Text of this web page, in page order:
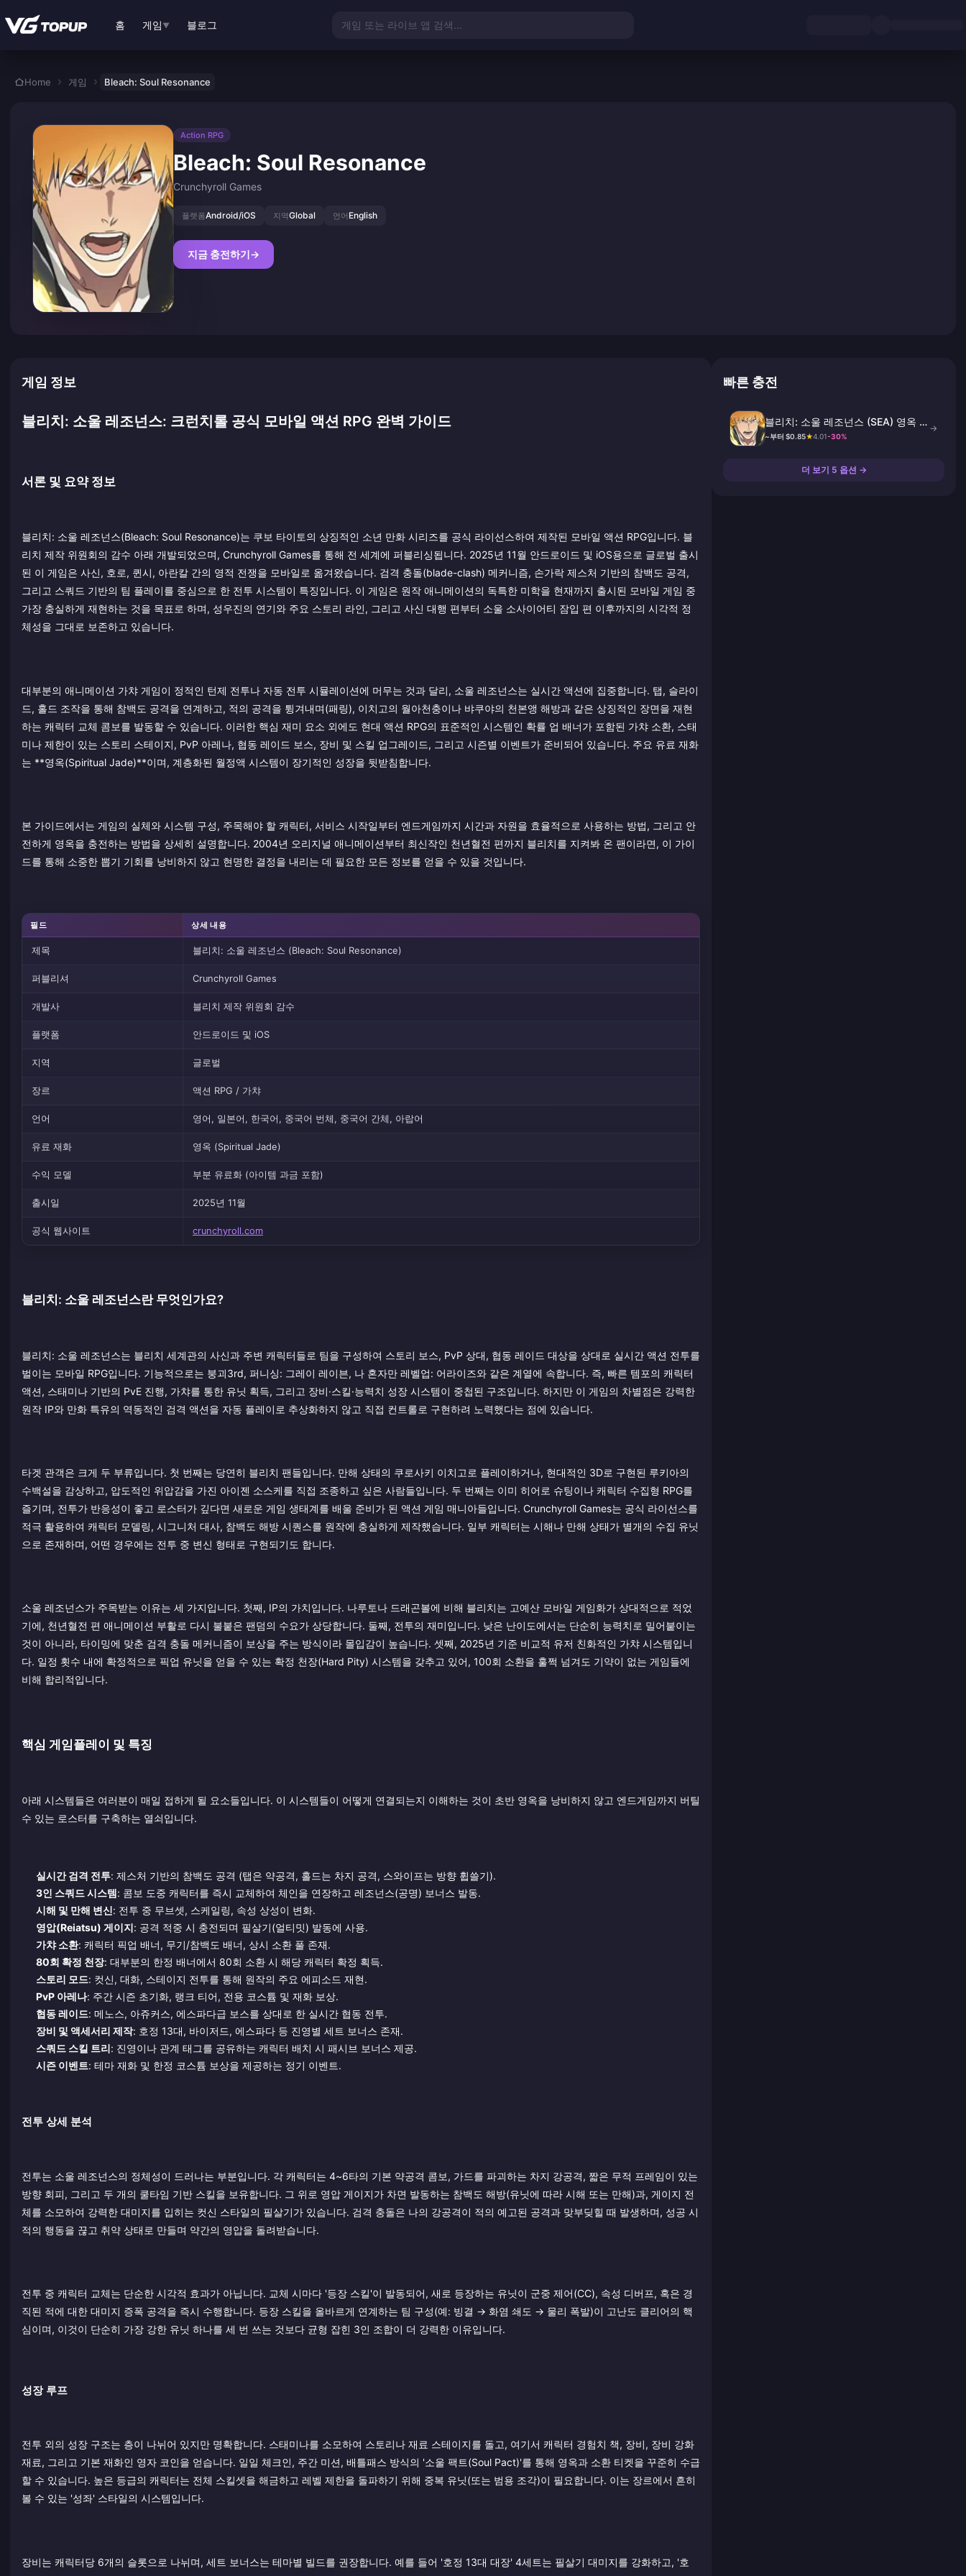
홈 게임 ▼ 블로그 게임 또는 라이브 앱 검색...
Home 게임 Bleach: Soul Resonance
Action RPG
Bleach: Soul Resonance
Crunchyroll Games
플랫폼Android/iOS 지역Global 언어 English
지금 충전하기→
게임 정보
블리치: 소울 레조넌스: 크런치롤 공식 모바일 액션 RPG 완벽 가이드
서론 및 요약 정보
블리치: 소울 레조넌스(Bleach: Soul Resonance)는 쿠보 타이토의 상징적인 소년 만화 시리즈를 공식 라이선스하여 제작된 모바일 액션 RPG입니다. 블
리치 제작 위원회의 감수 아래 개발되었으며, Crunchyroll Games를 통해 전 세계에 퍼블리싱됩니다. 2025년 11월 안드로이드 및 iOS용으로 글로벌 출시
된 이 게임은 사신, 호로, 퀸시, 아란칼 간의 영적 전쟁을 모바일로 옮겨왔습니다. 검격 충돌(blade-clash) 메커니즘, 손가락 제스처 기반의 참백도 공격,
그리고 스쿼드 기반의 팀 플레이를 중심으로 한 전투 시스템이 특징입니다. 이 게임은 원작 애니메이션의 독특한 미학을 현재까지 출시된 모바일 게임 중
가장 충실하게 재현하는 것을 목표로 하며, 성우진의 연기와 주요 스토리 라인, 그리고 사신 대행 편부터 소울 소사이어티 잠입 편 이후까지의 시각적 정
체성을 그대로 보존하고 있습니다.
대부분의 애니메이션 가챠 게임이 정적인 턴제 전투나 자동 전투 시뮬레이션에 머무는 것과 달리, 소울 레조넌스는 실시간 액션에 집중합니다. 탭, 슬라이
드, 홀드 조작을 통해 참백도 공격을 연계하고, 적의 공격을 튕겨내며(패링), 이치고의 월아천충이나 뱌쿠야의 천본앵 해방과 같은 상징적인 장면을 재현
하는 캐릭터 교체 콤보를 발동할 수 있습니다. 이러한 핵심 재미 요소 외에도 현대 액션 RPG의 표준적인 시스템인 확률 업 배너가 포함된 가챠 소환, 스태
미나 제한이 있는 스토리 스테이지, PvP 아레나, 협동 레이드 보스, 장비 및 스킬 업그레이드, 그리고 시즌별 이벤트가 준비되어 있습니다. 주요 유료 재화
는 **영옥(Spiritual Jade)**이며, 계층화된 월정액 시스템이 장기적인 성장을 뒷받침합니다.
본 가이드에서는 게임의 실체와 시스템 구성, 주목해야 할 캐릭터, 서비스 시작일부터 엔드게임까지 시간과 자원을 효율적으로 사용하는 방법, 그리고 안
전하게 영옥을 충전하는 방법을 상세히 설명합니다. 2004년 오리지널 애니메이션부터 최신작인 천년혈전 편까지 블리치를 지켜봐 온 팬이라면, 이 가이
드를 통해 소중한 뽑기 기회를 낭비하지 않고 현명한 결정을 내리는 데 필요한 모든 정보를 얻을 수 있을 것입니다.
필드 상세 내용
제목 블리치: 소울 레조넌스 (Bleach: Soul Resonance)
퍼블리셔 Crunchyroll Games
개발사 블리치 제작 위원회 감수
플랫폼 안드로이드 및 iOS
지역 글로벌
장르 액션 RPG / 가챠
언어 영어, 일본어, 한국어, 중국어 번체, 중국어 간체, 아랍어
유료 재화 영옥 (Spiritual Jade)
수익 모델 부분 유료화 (아이템 과금 포함)
출시일 2025년 11월
공식 웹사이트 crunchyroll.com
블리치: 소울 레조넌스란 무엇인가요?
블리치: 소울 레조넌스는 블리치 세계관의 사신과 주변 캐릭터들로 팀을 구성하여 스토리 보스, PvP 상대, 협동 레이드 대상을 상대로 실시간 액션 전투를
벌이는 모바일 RPG입니다. 기능적으로는 붕괴3rd, 퍼니싱: 그레이 레이븐, 나 혼자만 레벨업: 어라이즈와 같은 계열에 속합니다. 즉, 빠른 템포의 캐릭터
액션, 스태미나 기반의 PvE 진행, 가챠를 통한 유닛 획득, 그리고 장비·스킬·능력치 성장 시스템이 중첩된 구조입니다. 하지만 이 게임의 차별점은 강력한
원작 IP와 만화 특유의 역동적인 검격 액션을 자동 플레이로 추상화하지 않고 직접 컨트롤로 구현하려 노력했다는 점에 있습니다.
타겟 관객은 크게 두 부류입니다. 첫 번째는 당연히 블리치 팬들입니다. 만해 상태의 쿠로사키 이치고로 플레이하거나, 현대적인 3D로 구현된 루키아의
수백설을 감상하고, 압도적인 위압감을 가진 아이젠 소스케를 직접 조종하고 싶은 사람들입니다. 두 번째는 이미 히어로 슈팅이나 캐릭터 수집형 RPG를
즐기며, 전투가 반응성이 좋고 로스터가 깊다면 새로운 게임 생태계를 배울 준비가 된 액션 게임 매니아들입니다. Crunchyroll Games는 공식 라이선스를
적극 활용하여 캐릭터 모델링, 시그니처 대사, 참백도 해방 시퀀스를 원작에 충실하게 제작했습니다. 일부 캐릭터는 시해나 만해 상태가 별개의 수집 유닛
으로 존재하며, 어떤 경우에는 전투 중 변신 형태로 구현되기도 합니다.
소울 레조넌스가 주목받는 이유는 세 가지입니다. 첫째, IP의 가치입니다. 나루토나 드래곤볼에 비해 블리치는 고예산 모바일 게임화가 상대적으로 적었
기에, 천년혈전 편 애니메이션 부활로 다시 불붙은 팬덤의 수요가 상당합니다. 둘째, 전투의 재미입니다. 낮은 난이도에서는 단순히 능력치로 밀어붙이는
것이 아니라, 타이밍에 맞춘 검격 충돌 메커니즘이 보상을 주는 방식이라 몰입감이 높습니다. 셋째, 2025년 기준 비교적 유저 친화적인 가챠 시스템입니
다. 일정 횟수 내에 확정적으로 픽업 유닛을 얻을 수 있는 확정 천장(Hard Pity) 시스템을 갖추고 있어, 100회 소환을 훌쩍 넘겨도 기약이 없는 게임들에
비해 합리적입니다.
핵심 게임플레이 및 특징
아래 시스템들은 여러분이 매일 접하게 될 요소들입니다. 이 시스템들이 어떻게 연결되는지 이해하는 것이 초반 영옥을 낭비하지 않고 엔드게임까지 버틸
수 있는 로스터를 구축하는 열쇠입니다.
실시간 검격 전투: 제스처 기반의 참백도 공격 (탭은 약공격, 홀드는 차지 공격, 스와이프는 방향 휩쓸기).
3인 스쿼드 시스템: 콤보 도중 캐릭터를 즉시 교체하여 체인을 연장하고 레조넌스(공명) 보너스 발동.
시해 및 만해 변신: 전투 중 무브셋, 스케일링, 속성 상성이 변화.
영압(Reiatsu) 게이지: 공격 적중 시 충전되며 필살기(얼티밋) 발동에 사용.
가챠 소환: 캐릭터 픽업 배너, 무기/참백도 배너, 상시 소환 풀 존재.
80회 확정 천장: 대부분의 한정 배너에서 80회 소환 시 해당 캐릭터 확정 획득.
스토리 모드: 컷신, 대화, 스테이지 전투를 통해 원작의 주요 에피소드 재현.
PvP 아레나: 주간 시즌 초기화, 랭크 티어, 전용 코스튬 및 재화 보상.
협동 레이드: 메노스, 아쥬커스, 에스파다급 보스를 상대로 한 실시간 협동 전투.
장비 및 액세서리 제작: 호정 13대, 바이저드, 에스파다 등 진영별 세트 보너스 존재.
스쿼드 스킬 트리: 진영이나 관계 태그를 공유하는 캐릭터 배치 시 패시브 보너스 제공.
시즌 이벤트: 테마 재화 및 한정 코스튬 보상을 제공하는 정기 이벤트.
전투 상세 분석
전투는 소울 레조넌스의 정체성이 드러나는 부분입니다. 각 캐릭터는 4~6타의 기본 약공격 콤보, 가드를 파괴하는 차지 강공격, 짧은 무적 프레임이 있는
방향 회피, 그리고 두 개의 쿨타임 기반 스킬을 보유합니다. 그 위로 영압 게이지가 차면 발동하는 참백도 해방(유닛에 따라 시해 또는 만해)과, 게이지 전
체를 소모하여 강력한 대미지를 입히는 컷신 스타일의 필살기가 있습니다. 검격 충돌은 나의 강공격이 적의 예고된 공격과 맞부딪힐 때 발생하며, 성공 시
적의 행동을 끊고 취약 상태로 만들며 약간의 영압을 돌려받습니다.
전투 중 캐릭터 교체는 단순한 시각적 효과가 아닙니다. 교체 시마다 '등장 스킬'이 발동되어, 새로 등장하는 유닛이 군중 제어(CC), 속성 디버프, 혹은 경
직된 적에 대한 대미지 증폭 공격을 즉시 수행합니다. 등장 스킬을 올바르게 연계하는 팀 구성(예: 빙결 → 화염 쇄도 → 물리 폭발)이 고난도 클리어의 핵
심이며, 이것이 단순히 가장 강한 유닛 하나를 세 번 쓰는 것보다 균형 잡힌 3인 조합이 더 강력한 이유입니다.
성장 루프
전투 외의 성장 구조는 층이 나뉘어 있지만 명확합니다. 스태미나를 소모하여 스토리나 재료 스테이지를 돌고, 여기서 캐릭터 경험치 책, 장비, 장비 강화
재료, 그리고 기본 재화인 영자 코인을 얻습니다. 일일 체크인, 주간 미션, 배틀패스 방식의 '소울 팩트(Soul Pact)'를 통해 영옥과 소환 티켓을 꾸준히 수급
할 수 있습니다. 높은 등급의 캐릭터는 전체 스킬셋을 해금하고 레벨 제한을 돌파하기 위해 중복 유닛(또는 범용 조각)이 필요합니다. 이는 장르에서 흔히
볼 수 있는 '성좌' 스타일의 시스템입니다.
장비는 캐릭터당 6개의 슬롯으로 나뉘며, 세트 보너스는 테마별 빌드를 권장합니다. 예를 들어 '호정 13대 대장' 4세트는 필살기 대미지를 강화하고, '호
빠른 충전
블리치: 소울 레조넌스 (SEA) 영옥 및
패키지 충전
~부터 $0.85★4.01-30%
→
더 보기 5 옵션 →